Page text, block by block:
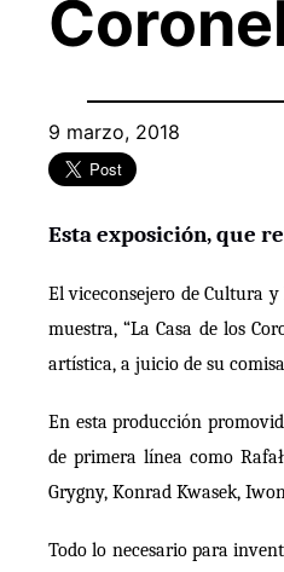
9 marzo, 2018
Esta exposición, que
El viceconsejero de Cultura
muestra, “La Casa de los
artística, a juicio de su
En esta producción
de primera línea como
Grygny, Konrad Kwasek,
Todo lo necesario para